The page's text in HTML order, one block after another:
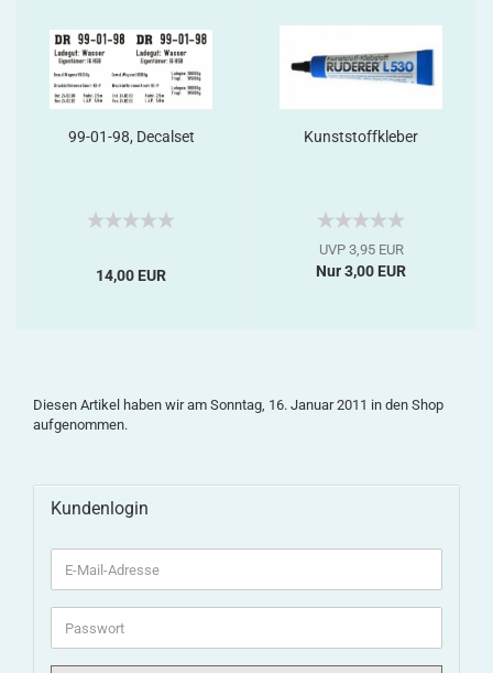
99-01-98, Decalset
14,00 EUR
Kunststoffkleber
UVP 3,95 EUR
Nur 3,00 EUR
Diesen Artikel haben wir am Sonntag, 16. Januar 2011 in den Shop
aufgenommen.
Kundenlogin